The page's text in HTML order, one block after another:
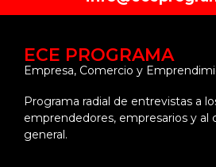
ECE PROGRAMA
Empresa, Comercio y
Programa radial de entrevistas a
emprendedores, empresarios y al
general.